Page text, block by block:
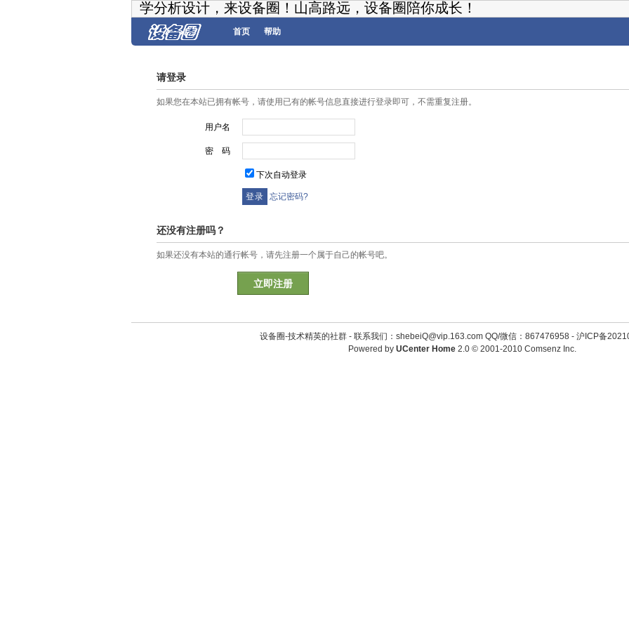
学分析设计，来设备圈！山高路远，设备圈陪你成长！
首页 帮助
请登录
如果您在本站已拥有帐号，请使用已有的帐号信息直接进行登录即可，不需重复注册。
用户名
密 码
下次自动登录
忘记密码?
还没有注册吗？
如果还没有本站的通行帐号，请先注册一个属于自己的帐号吧。
立即注册
设备圈-技术精英的社群 - 联系我们：shebeiQ@vip.163.com QQ/微信：867476958- 沪ICP备
Powered by UCenter Home 2.0© 2001-2010 Comsenz Inc.